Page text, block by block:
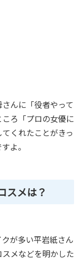
んに「役者やって
ろ「プロの女優に
くれたことがきっ
よ。
スメは？
が多い平岩紙さん
メなどを明かした